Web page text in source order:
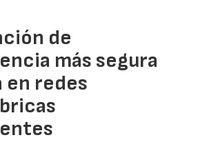
de
más segura
en redes